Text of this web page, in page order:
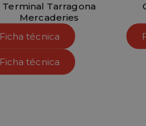
Terminal Tarragona
Mercaderies
Ficha técnica
Ficha técnica